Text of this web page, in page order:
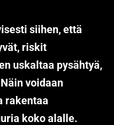
siihen, että
riskit
uskaltaa pysähtyä,
voidaan
rakentaa
koko alalle.